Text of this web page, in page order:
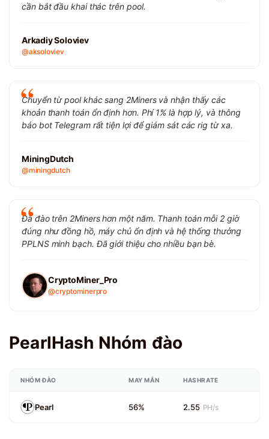
cần bắt đầu khai thác trên pool.
Arkadiy Soloviev
@aksoloviev
Chuyển từ pool khác sang 2Miners và nhận thấy các
khoản thanh toán ổn định hơn. Phí 1% là hợp lý, và thông
báo bot Telegram rất tiện lợi để giám sát các rig từ xa.
MiningDutch
@miningdutch
Đã đào trên 2Miners hơn một năm. Thanh toán mỗi 2 giờ
đúng như đồng hồ, máy chủ ổn định và hệ thống thưởng
PPLNS minh bạch. Đã giới thiệu cho nhiều bạn bè.
CryptoMiner_Pro
@cryptominerpro
PearlHash Nhóm đào
NHÓM ĐÀO MAY MẮN HASHRATE
Pearl 56% 2.55 PH/s